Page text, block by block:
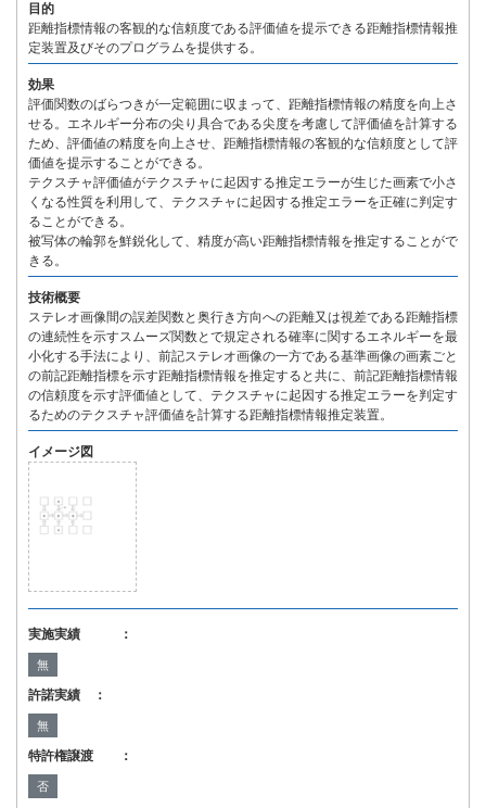
目的
距離指標情報の客観的な信頼度である評価値を提示できる距離指標情報推
定装置及びそのプログラムを提供する。
効果
評価関数のばらつきが一定範囲に収まって、距離指標情報の精度を向上さ
せる。エネルギー分布の尖り具合である尖度を考慮して評価値を計算する
ため、評価値の精度を向上させ、距離指標情報の客観的な信頼度として評
価値を提示することができる。
テクスチャ評価値がテクスチャに起因する推定エラーが生じた画素で小さ
くなる性質を利用して、テクスチャに起因する推定エラーを正確に判定す
ることができる。
被写体の輪郭を鮮鋭化して、精度が高い距離指標情報を推定することがで
きる。
技術概要
ステレオ画像間の誤差関数と奥行き方向への距離又は視差である距離指標
の連続性を示すスムーズ関数とで規定される確率に関するエネルギーを最
小化する手法により、前記ステレオ画像の一方である基準画像の画素ごと
の前記距離指標を示す距離指標情報を推定すると共に、前記距離指標情報
の信頼度を示す評価値として、テクスチャに起因する推定エラーを判定す
るためのテクスチャ評価値を計算する距離指標情報推定装置。
イメージ図
実施実績 ：
無
許諾実績 ：
無
特許権譲渡 ：
否